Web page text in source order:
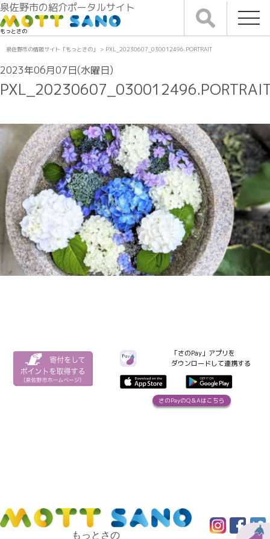
泉佐野市の紹介ポータルサイト
もっとさの
泉佐野市の情報サイト「もっとさの」 > PXL_20230607_030012496.PORTRAIT
2023年06月07日(水曜日)
「さのPay」アプリを
ダウンロードして連携する
さのPayのQ＆Aはこちら
もっとさの